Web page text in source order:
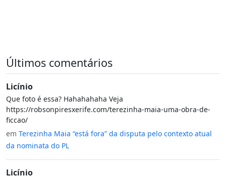
Últimos comentários
Licínio
Que foto é essa? Hahahahaha Veja
https://robsonpiresxerife.com/terezinha-maia-uma-obra-de-
ficcao/
em Terezinha Maia “está fora” da disputa pelo contexto atual
da nominata do PL
Licínio